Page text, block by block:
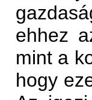
ehhez
mint a
hogy